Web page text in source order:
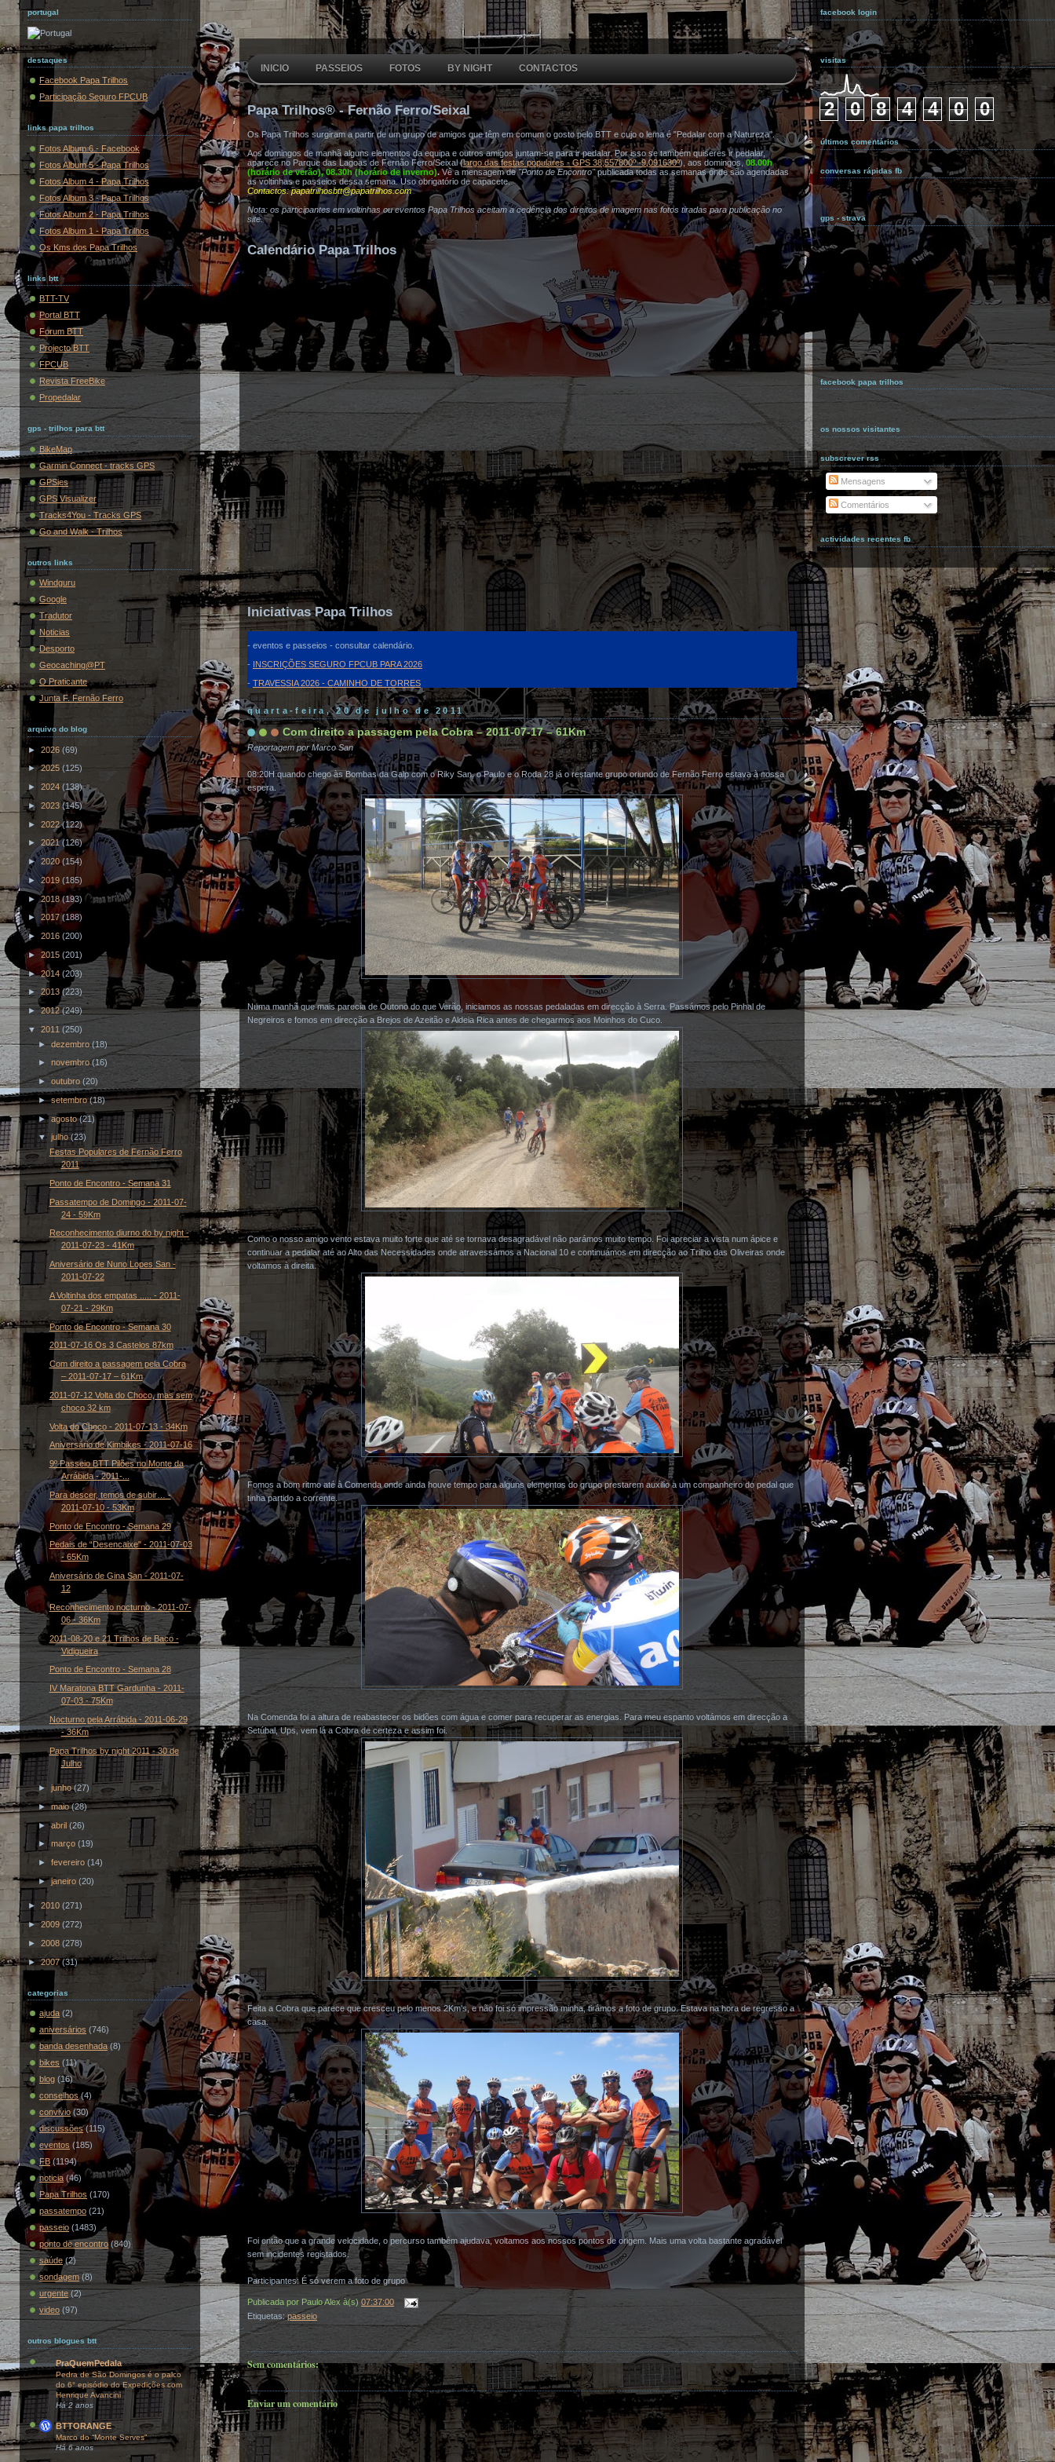
portugal
destaques
Facebook Papa Trilhos
Participação Seguro FPCUB
links papa trilhos
Fotos Album 6 - Facebook
Fotos Album 5 - Papa Trilhos
Fotos Album 4 - Papa Trilhos
Fotos Album 3 - Papa Trilhos
Fotos Album 2 - Papa Trilhos
Fotos Album 1 - Papa Trilhos
Os Kms dos Papa Trilhos
links btt
BTT-TV
Portal BTT
Forum BTT
Projecto BTT
FPCUB
Revista FreeBike
Propedalar
gps - trilhos para btt
BikeMap
Garmin Connect - tracks GPS
GPSies
GPS Visualizer
Tracks4You - Tracks GPS
Go and Walk - Trilhos
outros links
Windguru
Google
Tradutor
Noticias
Desporto
Geocaching@PT
O Praticante
Junta F. Fernão Ferro
arquivo do blog
► 2026 (69)
►2025 (125)
► 2024 (138)
► 2023(145)
► 2022(122)
► 2021(126)
► 2020(154)
►2019 (185)
►2018(193)
► 2017 (188)
► 2016 (200)
► 2015 (201)
►2014 (203)
► 2013 (223)
►2012(249)
▼ 2011 (250)
►dezembro(18)
►novembro(16)
►outubro(20)
►setembro(18)
►agosto(21)
▼julho(23)
Festas Populares de Fernão Ferro
2011
Ponto de Encontro - Semana 31
Passatempo de Domingo - 2011-07-
24 - 59Km
Reconhecimento diurno do by night -
2011-07-23 - 41Km
Aniversário de Nuno Lopes San -
2011-07-22
A Voltinha dos empatas ..... - 2011-
07-21 - 29Km
Ponto de Encontro - Semana 30
2011-07-16 Os 3 Castelos 87km
Com direito a passagem pela Cobra
– 2011-07-17 – 61Km
2011-07-12 Volta do Choco, mas sem
choco 32 km
Volta do Choco - 2011-07-13 - 34Km
Aniversário de Kimbikes - 2011-07-16
9º Passeio BTT Pilões no Monte da
Arrábida - 2011-...
Para descer, temos de subir… -
2011-07-10 - 53Km
Ponto de Encontro - Semana 29
Pedais de “Desencaixe" - 2011-07-03
- 65Km
Aniversário de Gina San - 2011-07-
12
Reconhecimento nocturno - 2011-07-
06 - 36Km
2011-08-20 e 21 Trilhos de Baco -
Vidigueira
Ponto de Encontro - Semana 28
IV Maratona BTT Gardunha - 2011-
07-03 - 75Km
Nocturno pela Arrábida - 2011-06-29
- 36Km
Papa Trilhos by night 2011 - 30 de
Julho
►junho(27)
►maio(28)
►abril(26)
►março(19)
►fevereiro(14)
►janeiro(20)
► 2010 (271)
►2009 (272)
► 2008 (278)
►2007(31)
categorias
ajuda (2)
aniversários (746)
banda desenhada (8)
bikes (11)
blog (16)
conselhos (4)
convivio (30)
discussões (115)
eventos (185)
FB (1194)
noticia (46)
Papa Trilhos (170)
passatempo (21)
passeio (1483)
ponto de encontro (840)
saúde (2)
sondagem (8)
urgente (2)
video (97)
outros blogues btt
PraQuemPedala
Pedra de São Domingos é o palco
do 6° episódio do Expedições com
Henrique Avancini
Há 2 anos
BTTORANGE
Marco do “Monte Serves”
Há 6 anos
INICIO PASSEIOS FOTOS BY NIGHT CONTACTOS
Papa Trilhos® - Fernão Ferro/Seixal
Os Papa Trilhos surgiram a partir de um grupo de amigos que têm em comum o gosto pelo BTT e cujo o lema é "Pedalar com a Natureza".
Aos domingos de manhã alguns elementos da equipa e outros amigos juntam-se para ir pedalar. Por isso se também quiseres ir pedalar,
aparece no Parque das Lagoas de Fernão Ferro/Seixal (largo das festas populares - GPS 38,557800º -9,091630º), aos domingos,08.00h
(horário de verão), 08.30h (horário de inverno).Vê a mensagem de"Ponto de Encontro"publicada todas as semanas onde são agendadas
as voltinhas e passeios dessa semana. Uso obrigatório de capacete.
Contactos: papatrilhosbtt@papatrilhos.com
Nota: os participantes em voltinhas ou eventos Papa Trilhos aceitam a cedência dos direitos de imagem nas fotos tiradas para publicação no
site.
Calendário Papa Trilhos
Iniciativas Papa Trilhos
- eventos e passeios - consultar calendário.
- INSCRIÇÕES SEGURO FPCUB PARA 2026
- TRAVESSIA 2026 - CAMINHO DE TORRES
quarta-feira, 20 de julho de 2011
Com direito a passagem pela Cobra – 2011-07-17 – 61Km
Reportagem por Marco San
08:20H quando chego às Bombas da Galp com o Riky San, o Paulo e o Roda 28 já o restante grupo oriundo de Fernão Ferro estava à nossa
espera.
Numa manhã que mais parecia de Outono do que Verão, iniciamos as nossas pedaladas em direcção à Serra. Passámos pelo Pinhal de
Negreiros e fomos em direcção a Brejos de Azeitão e Aldeia Rica antes de chegarmos aos Moinhos do Cuco.
Como o nosso amigo vento estava muito forte que até se tornava desagradável não parámos muito tempo. Foi apreciar a vista num ápice e
continuar a pedalar até ao Alto das Necessidades onde atravessámos a Nacional 10 e continuámos em direcção ao Trilho das Oliveiras onde
voltamos à direita.
Fomos a bom ritmo até à Comenda onde ainda houve tempo para alguns elementos do grupo prestarem auxilio a um companheiro do pedal que
tinha partido a corrente.
Na Comenda foi a altura de reabastecer os bidões com água e comer para recuperar as energias. Para meu espanto voltámos em direcção a
Setúbal, Ups, vem lá a Cobra de certeza e assim foi.
Feita a Cobra que parece que cresceu pelo menos 2Km’s, e não foi só impressão minha, tirámos a foto de grupo. Estava na hora de regresso a
casa.
Foi então que a grande velocidade, o percurso também ajudava, voltamos aos nossos pontos de origem. Mais uma volta bastante agradável
sem incidentes registados.
Participantes: É só verem a foto de grupo
Publicada por Paulo Alex à(s) 07:37:00
Etiquetas:passeio
Sem comentários:
Enviar um comentário
facebook login
visitas
2 0 8 4 4 0 0
últimos comentários
conversas rápidas fb
gps - strava
facebook papa trilhos
os nossos visitantes
subscrever rss
Mensagens
Comentários
actividades recentes fb